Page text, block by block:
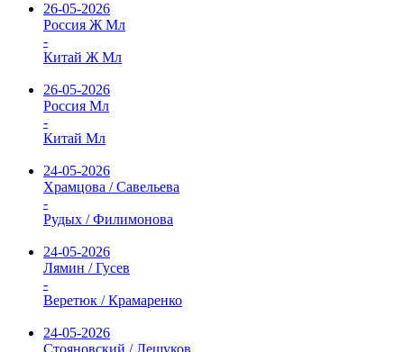
26-05-2026
Россия Ж Мл
-
Китай Ж Мл
26-05-2026
Россия Мл
-
Китай Мл
24-05-2026
Храмцова / Савельева
-
Рудых / Филимонова
24-05-2026
Лямин / Гусев
-
Веретюк / Крамаренко
24-05-2026